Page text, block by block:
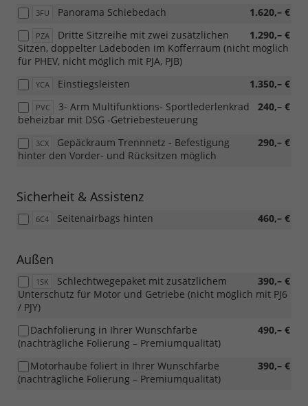
3FU 1.620,– €
Panorama Schiebedach
PZA 1.290,– €
Dritte Sitzreihe mit zwei zusätzlichen
Sitzen, doppelter Ladeboden im Kofferraum (nicht möglich
für PHEV, nicht möglich mit PJA, PJB)
YCA 1.350,– €
Einstiegsleisten
PVC 240,– €
3- Arm Multifunktions- Sportlederlenkrad
beheizbar mit DSG -Getriebesteuerung
3CX 290,– €
Gepäckraum Trennnetz - Befestigung
hinter den Vorder- und Rücksitzen möglich
Sicherheit & Assistenz
6C4 460,– €
Seitenairbags hinten
Außen
1SK 390,– €
Schlechtwegepaket mit zusätzlichem
Unterschutz für Motor und Getriebe (nicht möglich mit PJ6
/ PJY)
490,– €
Dachfolierung in Ihrer Wunschfarbe
(nachträgliche Folierung – Premiumqualität)
390,– €
Motorhaube foliert in Ihrer Wunschfarbe
(nachträgliche Folierung – Premiumqualität)